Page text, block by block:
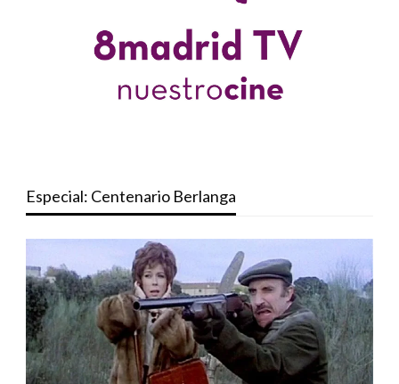
Especial: Centenario Berlanga